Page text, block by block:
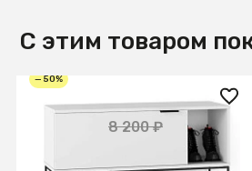
С этим товаром
— 50%
8 200 ₽